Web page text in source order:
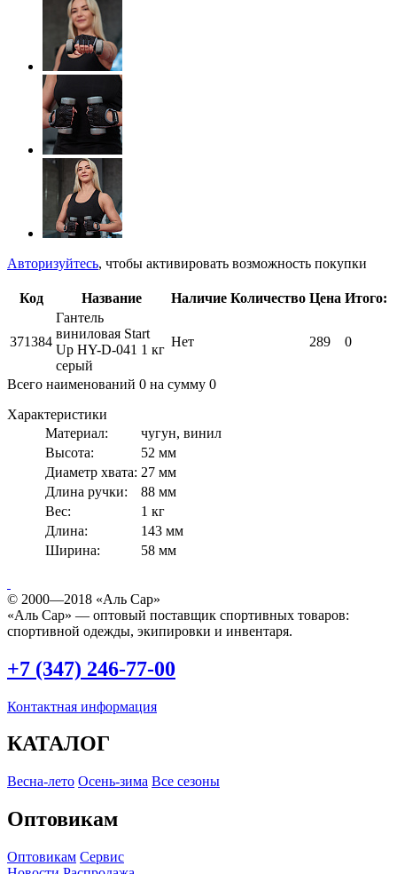
Авторизуйтесь, чтобы активировать возможность покупки
Код Название Наличие Количество Цена Итого:
371384
Гантель
виниловая Start
Up HY-D-041 1 кг
серый
Нет 289 0
Всего наименований 0 на сумму 0
Характеристики
Материал:
чугун, винил
Высота:
52 мм
Диаметр хвата: 27 мм
Длина ручки:
88 мм
Вес:
1 кг
Длина:
143 мм
Ширина:
58 мм
© 2000—2018 «Аль Сар»
«Аль Сар» — оптовый поставщик спортивных товаров:
спортивной одежды, экипировки и инвентаря.
+7 (347) 246-77-00
Контактная информация
КАТАЛОГ
Весна-лето Осень-зима Все сезоны
Оптовикам
Оптовикам Сервис